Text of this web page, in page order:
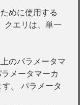
めに使用する
クエリは、単一
のパラメータマ
メータマーカ
。 パラメータ